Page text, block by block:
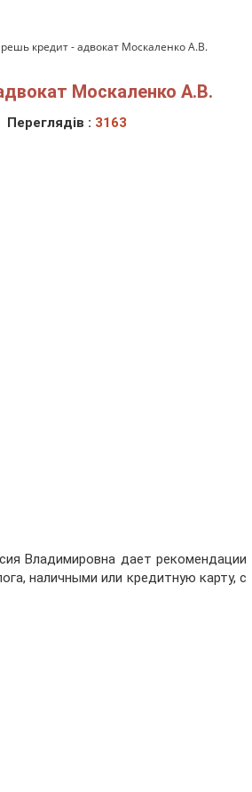
кредит - адвокат Москаленко А.В.
Москаленко А.В.
Переглядів : 3163
Владимировна дает рекомендации
наличными или кредитную карту, с